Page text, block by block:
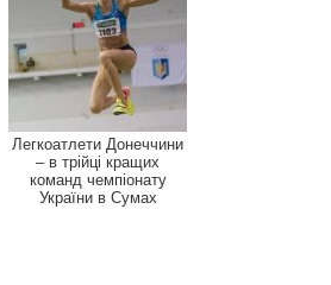
Легкоатлети Донеччини
– в трійці кращих
команд чемпіонату
України в Сумах